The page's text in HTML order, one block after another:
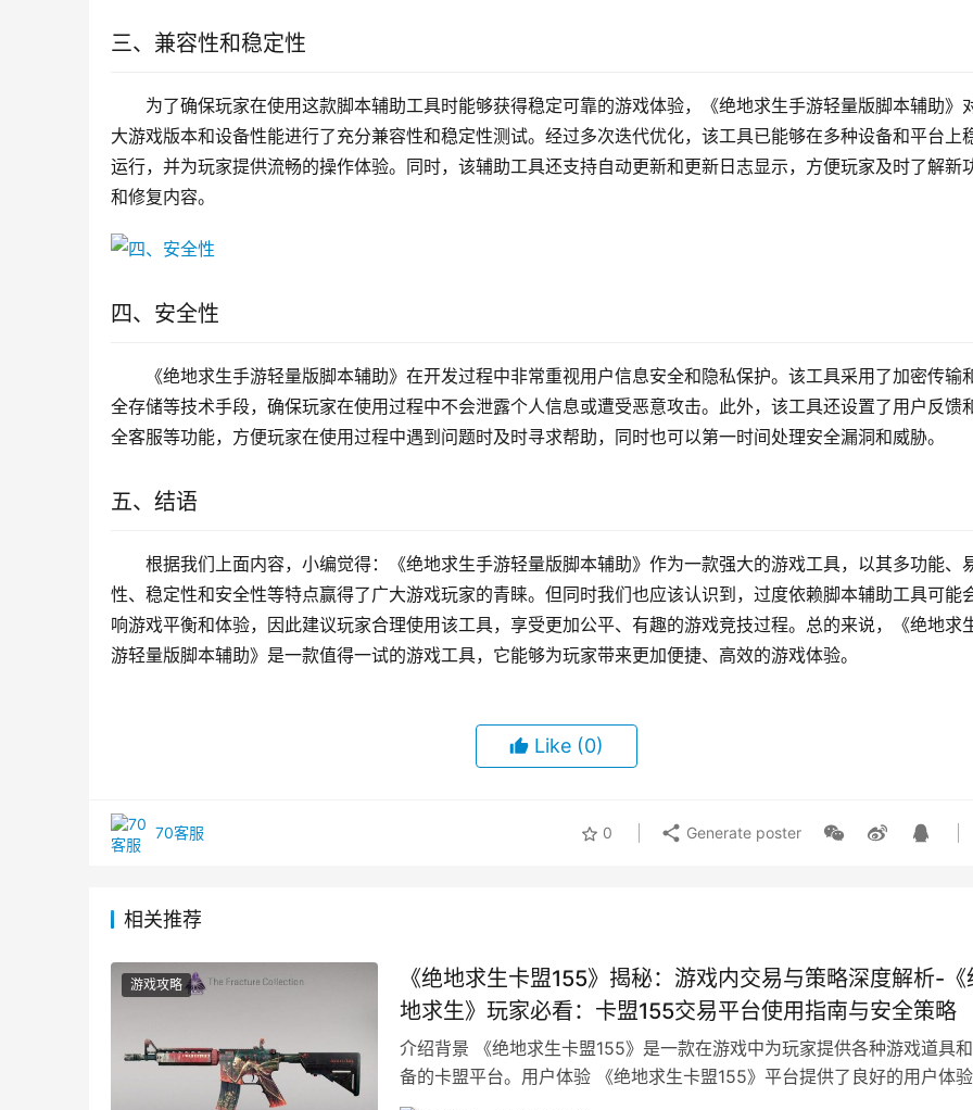
三、兼容性和稳定性
为了确保玩家在使用这款脚本辅助工具时能够获得稳定可靠的游戏体验，《绝地求生手游轻量版脚本辅助》
大游戏版本和设备性能进行了充分兼容性和稳定性测试。经过多次迭代优化，该工具已能够在多种设备和平台上
运行，并为玩家提供流畅的操作体验。同时，该辅助工具还支持自动更新和更新日志显示，方便玩家及时了解新
和修复内容。
四、安全性
《绝地求生手游轻量版脚本辅助》在开发过程中非常重视用户信息安全和隐私保护。该工具采用了加密传输
全存储等技术手段，确保玩家在使用过程中不会泄露个人信息或遭受恶意攻击。此外，该工具还设置了用户反馈
全客服等功能，方便玩家在使用过程中遇到问题时及时寻求帮助，同时也可以第一时间处理安全漏洞和威胁。
五、结语
根据我们上面内容，小编觉得：《绝地求生手游轻量版脚本辅助》作为一款强大的游戏工具，以其多功能、
性、稳定性和安全性等特点赢得了广大游戏玩家的青睐。但同时我们也应该认识到，过度依赖脚本辅助工具可能
响游戏平衡和体验，因此建议玩家合理使用该工具，享受更加公平、有趣的游戏竞技过程。总的来说，《绝地求
游轻量版脚本辅助》是一款值得一试的游戏工具，它能够为玩家带来更加便捷、高效的游戏体验。
Like (0)
70客服 0 Generate poster
相关推荐
游戏攻略
《绝地求生卡盟155》揭秘：游戏内交易与策略深度解析-《
地求生》玩家必看：卡盟155交易平台使用指南与安全策略
介绍背景 《绝地求生卡盟155》是一款在游戏中为玩家提供各种游戏道具
备的卡盟平台。用户体验 《绝地求生卡盟155》平台提供了良好的用户体验